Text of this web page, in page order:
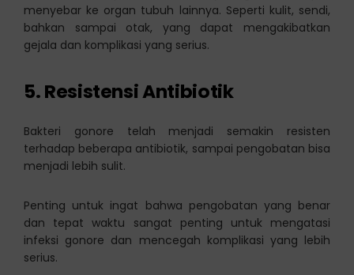
menyebar ke organ tubuh lainnya. Seperti kulit, sendi,
bahkan sampai otak, yang dapat mengakibatkan
gejala dan komplikasi yang serius.
5.Resistensi Antibiotik
Bakteri gonore telah menjadi semakin resisten
terhadap beberapa antibiotik, sampai pengobatan bisa
menjadi lebih sulit.
Penting untuk ingat bahwa pengobatan yang benar
dan tepat waktu sangat penting untuk mengatasi
infeksi gonore dan mencegah komplikasi yang lebih
serius.